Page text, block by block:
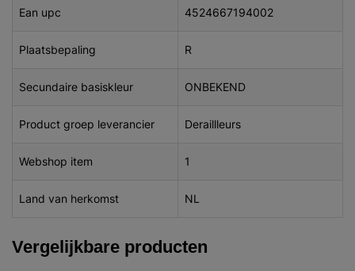
Ean upc 4524667194002
Plaatsbepaling R
Secundaire basiskleur ONBEKEND
Product groep leverancier Deraillleurs
Webshop item 1
Land van herkomst NL
Vergelijkbare producten